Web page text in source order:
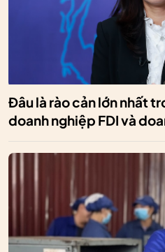
Đâu là rào cản lớn nhất
doanh nghiệp FDI và